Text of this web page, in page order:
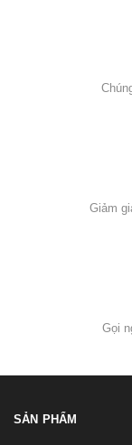
Giảm
Gọi
SẢN PHẨM